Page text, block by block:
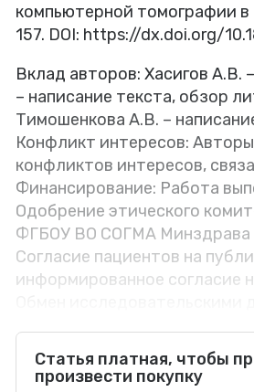
компьютерной томографии в
157. DOI: https://dx.doi.org/
Вклад авторов: Хасигов А.В.
– написание текста, обзор
Тимошенкова А.В. –
Конфликт интересов:
конфликтов интересов,
Финансирование: Работа
Одобрение этического
ФГБОУ ВО СОГМА Минздрава
Согласие пациентов на
информированное согласие
после одобрения ведущим
Обоснование
Статья платная, чтобы
произвести покупку